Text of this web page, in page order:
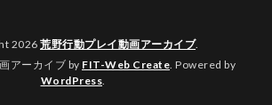
2026 荒野行動プレイ動画アーカイブ.
アーカイブ by FIT-Web Create. Powered by
WordPress.